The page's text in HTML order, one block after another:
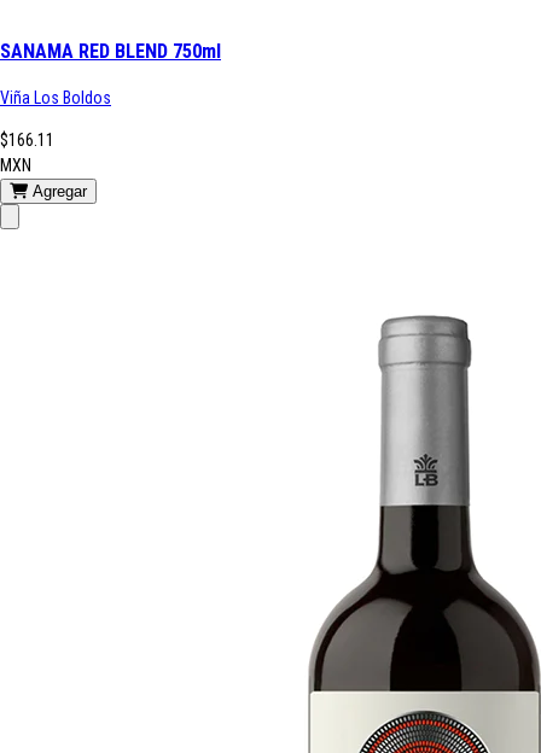
SANAMA RED BLEND 750ml
Viña Los Boldos
$166.11
MXN
Agregar